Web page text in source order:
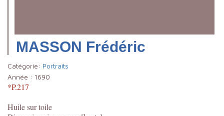
MASSON Frédéric
Catégorie: Portraits
Année : 1690
*P.217
Huile sur toile